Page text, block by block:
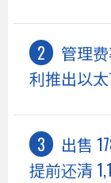
管理
利推出以太
出售
提前还清